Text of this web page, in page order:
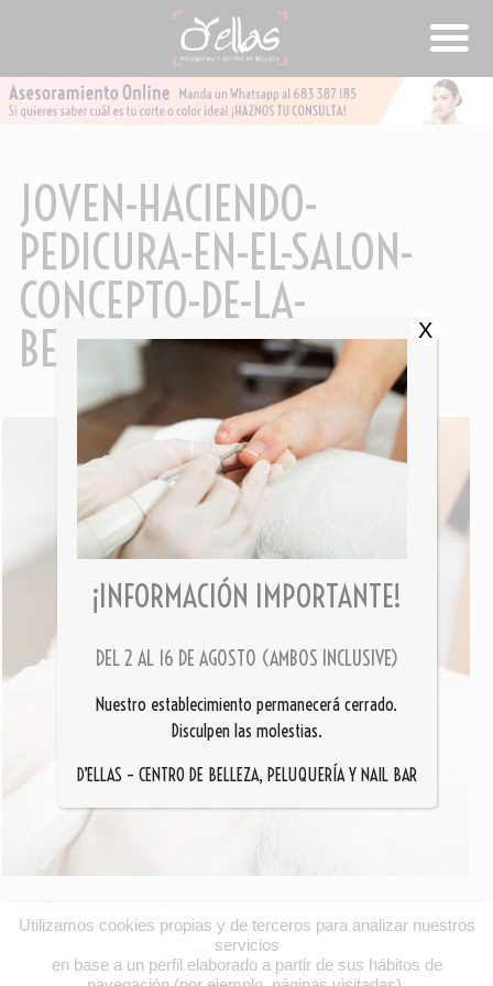
JOVEN-HACIENDO-
PEDICURA-EN-EL-SALON-
CONCEPTO-DE-LA-
BELLEZA_1301-3373
Previous Image /
Utilizamos cookies propias y de terceros para analizar nuestros
servicios
en base a un perfil elaborado a partir de sus hábitos de
¡INFORMACIÓN IMPORTANTE!
DEL 2 AL 16 DE AGOSTO (AMBOS INCLUSIVE)
Nuestro establecimiento permanecerá cerrado.
Disculpen las molestias.
D’ELLAS – CENTRO DE BELLEZA, PELUQUERÍA Y NAIL BAR
X